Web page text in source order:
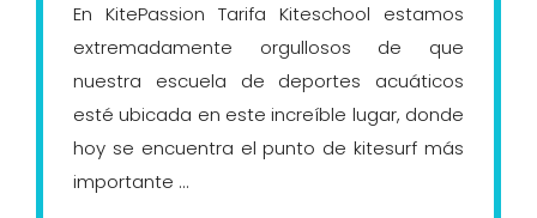
En KitePassion Tarifa Kiteschool estamos
extremadamente orgullosos de que
nuestra escuela de deportes acuáticos
esté ubicada en este increíble lugar, donde
hoy se encuentra el punto de kitesurf más
importante ...